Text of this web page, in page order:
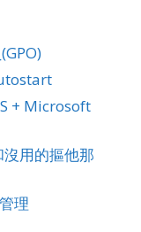
+ Microsoft
用的摳他那
理